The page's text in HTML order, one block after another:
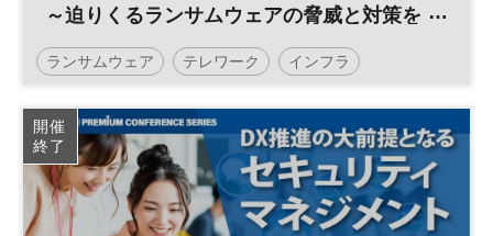
～迫りくるランサムウェアの脅威と対策を
徹底解説～
ランサムウェア テレワーク インフラ
サイバー攻撃 サプライチェーン
日経オンラインセミナー
開催
終了